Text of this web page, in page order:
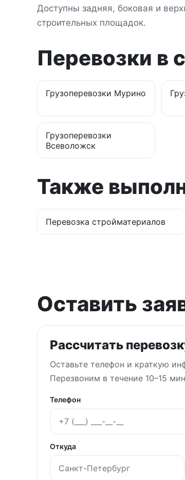
Доступны задняя, боковая и
строительных площадок.
Перевозки в
Грузоперевозки Мурино
Грузоперевозки
Всеволожск
Также
Перевозка стройматериалов
Оставить
Рассчитать
Оставьте телефон и краткую
Перезвоним в течение 10–15
Телефон
Откуда